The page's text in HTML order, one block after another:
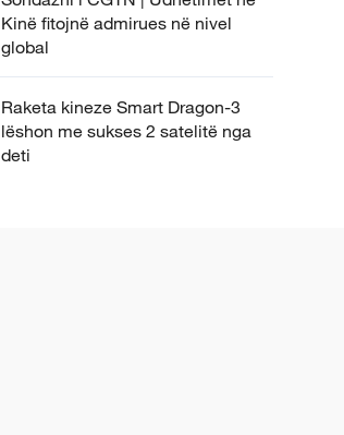
Kinë fitojnë admirues në nivel
global
Raketa kineze Smart Dragon-3
lëshon me sukses 2 satelitë nga
deti